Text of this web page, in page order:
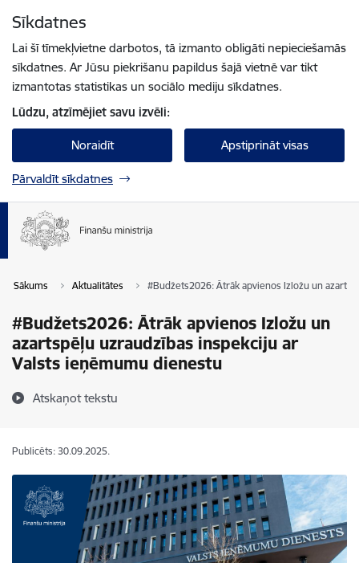
Sīkdatnes
Lai šī tīmekļvietne darbotos, tā izmanto obligāti nepieciešamās
sīkdatnes. Ar Jūsu piekrišanu papildus šajā vietnē var tikt
izmantotas statistikas un sociālo mediju sīkdatnes.
Lūdzu, atzīmējiet savu izvēli:
Noraidīt Apstiprināt visas
Pārvaldīt sīkdatnes
Sākums Aktualitātes #Budžets2026: Ātrāk apvienos Izložu un
#Budžets2026: Ātrāk apvienos Izložu un
azartspēļu uzraudzības inspekciju ar
Valsts ieņēmumu dienestu
Atskaņot tekstu
Publicēts: 30.09.2025.